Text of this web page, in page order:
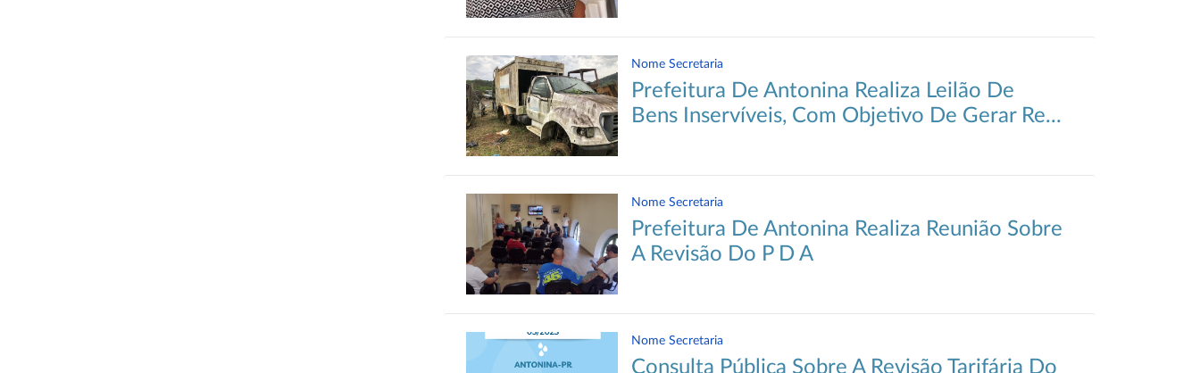
Nome Secretaria
Prefeitura De Antonina Realiza Leilão De
Bens Inservíveis, Com Objetivo De Gerar Re...
Nome Secretaria
Prefeitura De Antonina Realiza Reunião Sobre
A Revisão Do P D A
Nome Secretaria
Consulta Pública Sobre A Revisão Tarifária Do